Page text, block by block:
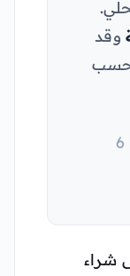
وقد
آخر مراجعة للبيانات: الخميس 6
شراء